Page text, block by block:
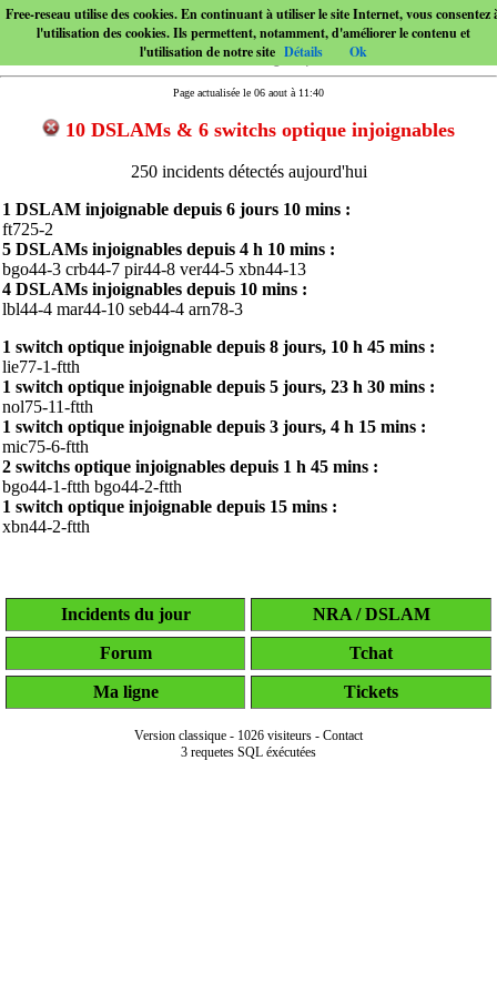
Page actualisée le 06 aout à 11:40
10 DSLAMs & 6 switchs optique injoignables
250 incidents détectés aujourd'hui
1 DSLAM injoignable depuis 6 jours 10 mins :
ft725-2
5 DSLAMs injoignables depuis 4 h 10 mins :
bgo44-3 crb44-7 pir44-8 ver44-5 xbn44-13
4 DSLAMs injoignables depuis 10 mins :
lbl44-4 mar44-10 seb44-4 arn78-3
1 switch optique injoignable depuis 8 jours, 10 h 45 mins :
lie77-1-ftth
1 switch optique injoignable depuis 5 jours, 23 h 30 mins :
nol75-11-ftth
1 switch optique injoignable depuis 3 jours, 4 h 15 mins :
mic75-6-ftth
2 switchs optique injoignables depuis 1 h 45 mins :
bgo44-1-ftth bgo44-2-ftth
1 switch optique injoignable depuis 15 mins :
xbn44-2-ftth
Incidents du jour NRA / DSLAM
Forum Tchat
Ma ligne Tickets
Version classique - 1026 visiteurs - Contact
3 requetes SQL éxécutées
Free-reseau utilise des cookies. En continuant à utiliser le site Internet, vous consentez
l'utilisation des cookies. Ils permettent, notamment, d'améliorer le contenu et
l'utilisation de notre site Détails Ok